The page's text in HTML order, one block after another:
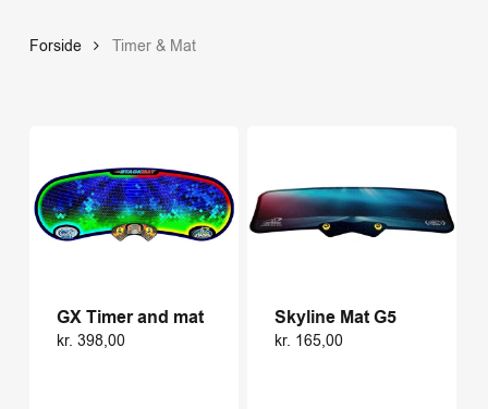
Forside Timer & Mat
GX Timer and mat
kr. 398,00
Skyline Mat G5
kr. 165,00